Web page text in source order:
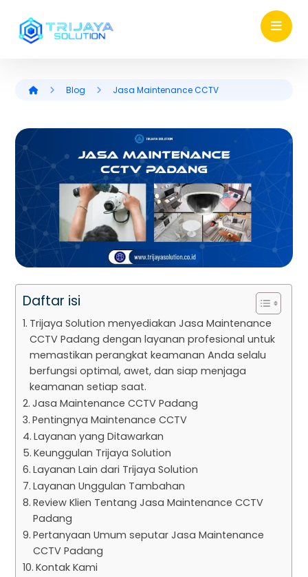
Blog Jasa Maintenance CCTV
Daftar isi
Trijaya Solution menyediakan Jasa Maintenance
CCTV Padang dengan layanan profesional untuk
memastikan perangkat keamanan Anda selalu
berfungsi optimal, awet, dan siap menjaga
keamanan setiap saat.
Jasa Maintenance CCTV Padang
Pentingnya Maintenance CCTV
Layanan yang Ditawarkan
Keunggulan Trijaya Solution
Layanan Lain dari Trijaya Solution
Layanan Unggulan Tambahan
Review Klien Tentang Jasa Maintenance CCTV
Padang
Pertanyaan Umum seputar Jasa Maintenance
CCTV Padang
Kontak Kami